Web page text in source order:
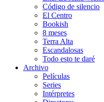
Código de silencio
El Centro
Bookish
8 meses
Terra Alta
Escandalosas
Todo esto te daré
Archivo
Películas
Series
Intérpretes